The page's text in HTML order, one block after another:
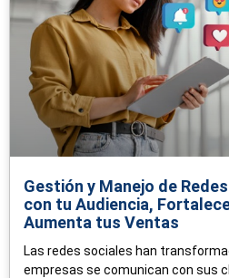
Gestión y Manejo de
con tu Audiencia,
Aumenta tus Ventas
Las redes sociales han
empresas se comunican con sus